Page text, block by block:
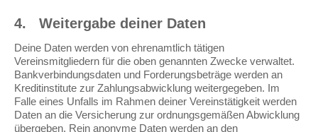
4. Weitergabe deiner Daten
Deine Daten werden von ehrenamtlich tätigen
Vereinsmitgliedern für die oben genannten Zwecke verwaltet.
Bankverbindungsdaten und Forderungsbeträge werden an
Kreditinstitute zur Zahlungsabwicklung weitergegeben. Im
Falle eines Unfalls im Rahmen deiner Vereinstätigkeit werden
Daten an die Versicherung zur ordnungsgemäßen Abwicklung
übergeben. Rein anonyme Daten werden an den